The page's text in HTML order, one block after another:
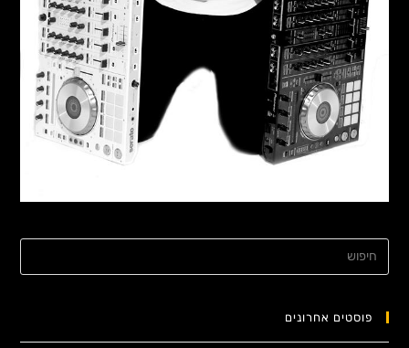
פוסטים אחרונים